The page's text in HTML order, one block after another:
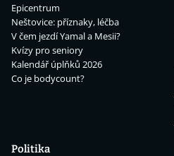
Epicentrum
Neštovice: příznaky, léčba
V čem jezdí Yamal a Mesii?
Kvízy pro seniory
Kalendář úplňků 2026
Co je bodycount?
Politika